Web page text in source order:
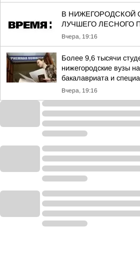
В НИЖЕГОРОДСКОЙ
ЛУЧШЕГО ЛЕСНОГО
Вчера, 19:16
Более 9,6 тысячи
нижегородские вузы
бакалавриата и
Вчера, 19:16